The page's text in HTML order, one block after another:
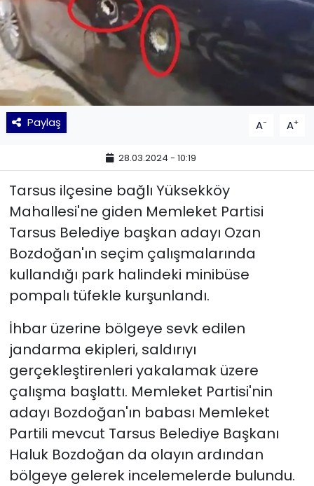
Paylaş A- A+
28.03.2024 - 10:19
Tarsus ilçesine bağlı Yüksekköy
Mahallesi'ne giden Memleket Partisi
Tarsus Belediye başkan adayı Ozan
Bozdoğan'ın seçim çalışmalarında
kullandığı park halindeki minibüse
pompalı tüfekle kurşunlandı.
İhbar üzerine bölgeye sevk edilen
jandarma ekipleri, saldırıyı
gerçekleştirenleri yakalamak üzere
çalışma başlattı. Memleket Partisi'nin
adayı Bozdoğan'ın babası Memleket
Partili mevcut Tarsus Belediye Başkanı
Haluk Bozdoğan da olayın ardından
bölgeye gelerek incelemelerde bulundu.
MAGAZİN
POLİTİKA
SAĞLIK
Siyaset
TEKNOLOJİ
Yaşam
YEREL POLİTİKA
YEREL YÖNETİMLER
Yurt